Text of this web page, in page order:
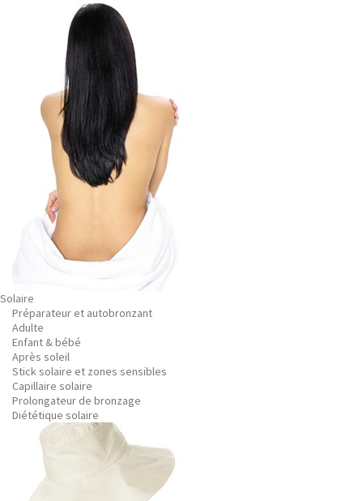
Solaire
Préparateur et autobronzant
Adulte
Enfant & bébé
Après soleil
Stick solaire et zones sensibles
Capillaire solaire
Prolongateur de bronzage
Diététique solaire